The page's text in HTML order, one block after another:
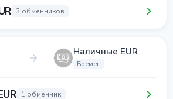
3 обменников
Наличные EUR
Бремен
1 обменник